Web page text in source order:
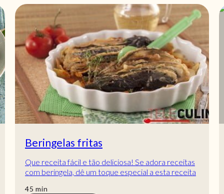
Beringelas fritas
Que receita fácil e tão deliciosa! Se adora receitas
com beringela, dê um toque especial a esta receita
45 min
min